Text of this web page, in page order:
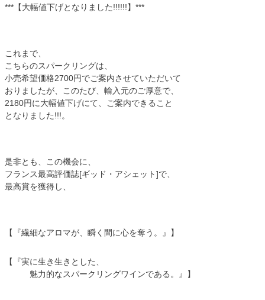
***【大幅値下げとなりました!!!!!!】***
これまで、
こちらのスパークリングは、
小売希望価格2700円でご案内させていただいて
おりましたが、このたび、輸入元のご厚意で、
2180円に大幅値下げにて、ご案内できること
となりました!!!。
是非とも、この機会に、
フランス最高評価誌[ギッド・アシェット]で、
最高賞を獲得し、
【『繊細なアロマが、瞬く間に心を奪う。』】
【『実に生き生きとした、
魅力的なスパークリングワインである。』】